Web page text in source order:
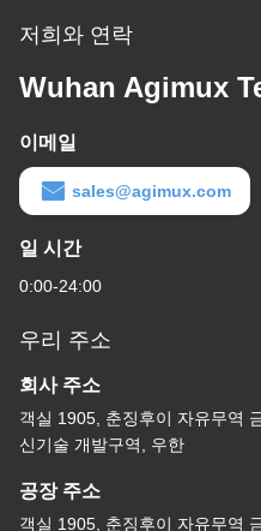
저희와 연락
Wuhan Agimux
이메일
sales@agimux.com
일 시간
0:00-24:00
우리 주소
회사 주소
객실 1905, 춘징후이 자유무역
신기술 개발구역, 우한
공장 주소
객실 1905, 춘징후이 자유무역